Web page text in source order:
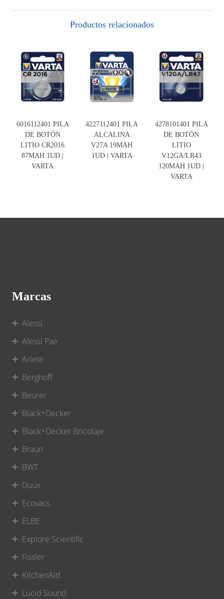
Productos relacionados
6016112401 PILA
DE BOTÓN
LITIO CR2016
87MAH 1UD |
VARTA
4227112401 PILA
ALCALINA
V27A 19MAH
1UD | VARTA
4278101401 PILA
DE BOTÓN
LITIO
V12GA/LR43
120MAH 1UD |
VARTA
Marcas
Alessi
Alessi Pae
Ariete
Berghoff
Beurer
Black+Decker
Black+Decker Bricolaje
Braun
BWT
Duux
Ecovacs
ELBE
Explore Scientific
Fissler
KitchenAid
Lucid Sound